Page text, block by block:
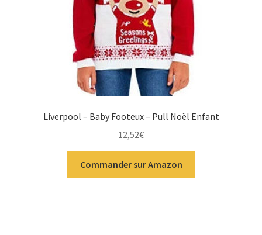
Liverpool – Baby Footeux – Pull Noël Enfant
12,52€
Commander sur Amazon